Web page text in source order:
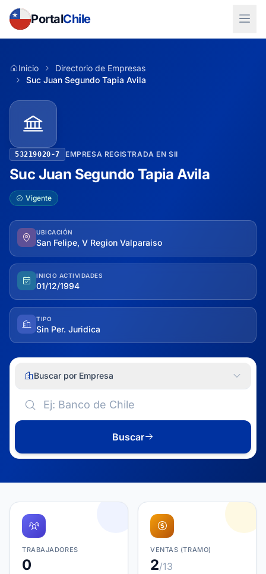
PortalChile
Inicio
Directorio de Empresas
Suc Juan Segundo Tapia Avila
53219020-7 EMPRESA REGISTRADA EN SII
Suc Juan Segundo Tapia Avila
Vigente
UBICACIÓN
San Felipe, V Region Valparaiso
INICIO ACTIVIDADES
01/12/1994
TIPO
Sin Per. Juridica
Buscar por Empresa
Buscar
TRABAJADORES
0
VENTAS (TRAMO)
2/13